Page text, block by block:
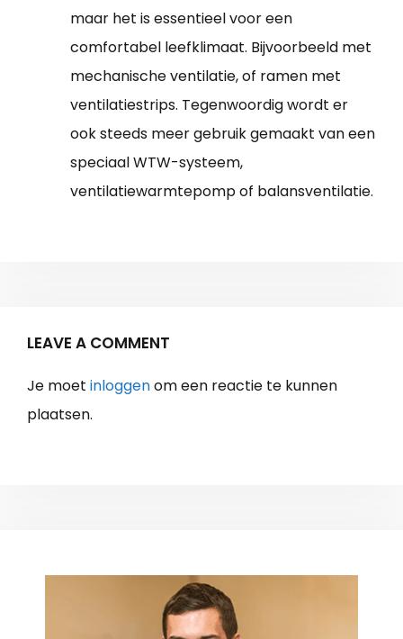
maar het is essentieel voor een
comfortabel leefklimaat. Bijvoorbeeld met
mechanische ventilatie, of ramen met
ventilatiestrips. Tegenwoordig wordt er
ook steeds meer gebruik gemaakt van een
speciaal WTW-systeem,
ventilatiewarmtepomp of balansventilatie.
LEAVE A COMMENT
Je moet inloggenom een reactie te kunnen
plaatsen.